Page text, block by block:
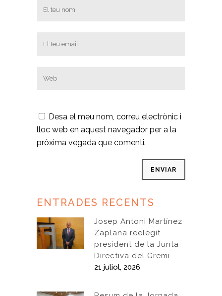
Desa el meu nom, correu electrònic i
lloc web en aquest navegador per a la
pròxima vegada que comenti.
ENTRADES RECENTS
Josep Antoni Martínez
Zaplana reelegit
president de la Junta
Directiva del Gremi
21 juliol, 2026